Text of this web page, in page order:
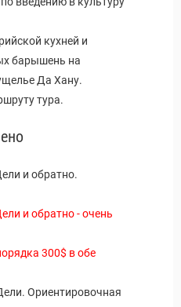
кухней и
барышень на
Да Хану.
тура.
и обратно.
и обратно - очень
300$ в обе
Ориентировочная